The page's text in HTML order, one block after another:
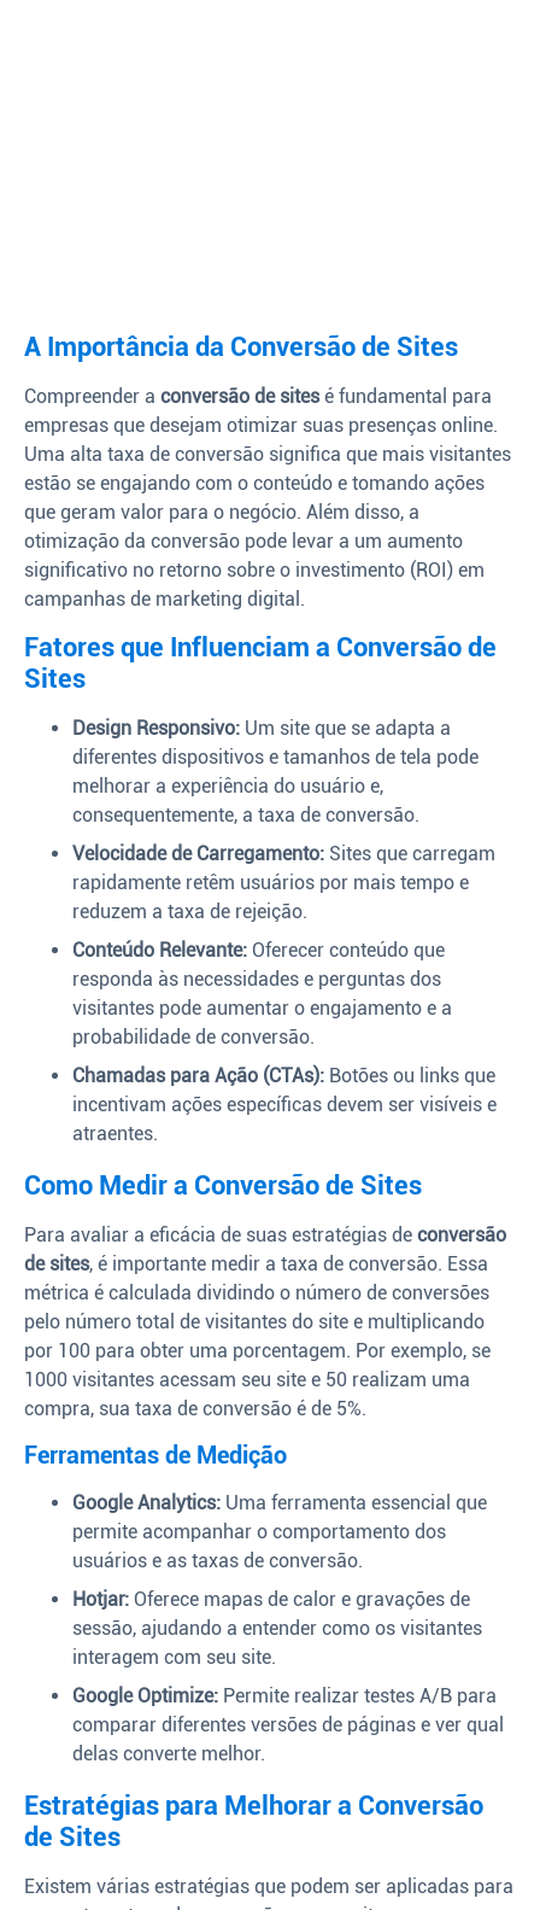
A Importância da Conversão de Sites
Compreender a conversão de sitesé fundamental para
empresas que desejam otimizar suas presenças online.
Uma alta taxa de conversão significa que mais visitantes
estão se engajando com o conteúdo e tomando ações
que geram valor para o negócio. Além disso, a
otimização da conversão pode levar a um aumento
significativo no retorno sobre o investimento (ROI) em
campanhas de marketing digital.
Fatores que Influenciam a Conversão de
Sites
Design Responsivo: Um site que se adapta a
diferentes dispositivos e tamanhos de tela pode
melhorar a experiência do usuário e,
consequentemente, a taxa de conversão.
Velocidade de Carregamento: Sites que carregam
rapidamente retêm usuários por mais tempo e
reduzem a taxa de rejeição.
Conteúdo Relevante: Oferecer conteúdo que
responda às necessidades e perguntas dos
visitantes pode aumentar o engajamento e a
probabilidade de conversão.
Chamadas para Ação (CTAs): Botões ou links que
incentivam ações específicas devem ser visíveis e
atraentes.
Como Medir a Conversão de Sites
Para avaliar a eficácia de suas estratégias de conversão
de sites, é importante medir a taxa de conversão. Essa
métrica é calculada dividindo o número de conversões
pelo número total de visitantes do site e multiplicando
por 100 para obter uma porcentagem. Por exemplo, se
1000 visitantes acessam seu site e 50 realizam uma
compra, sua taxa de conversão é de 5%.
Ferramentas de Medição
Google Analytics: Uma ferramenta essencial que
permite acompanhar o comportamento dos
usuários e as taxas de conversão.
Hotjar: Oferece mapas de calor e gravações de
sessão, ajudando a entender como os visitantes
interagem com seu site.
Google Optimize: Permite realizar testes A/B para
comparar diferentes versões de páginas e ver qual
delas converte melhor.
Estratégias para Melhorar a Conversão
de Sites
Existem várias estratégias que podem ser aplicadas para